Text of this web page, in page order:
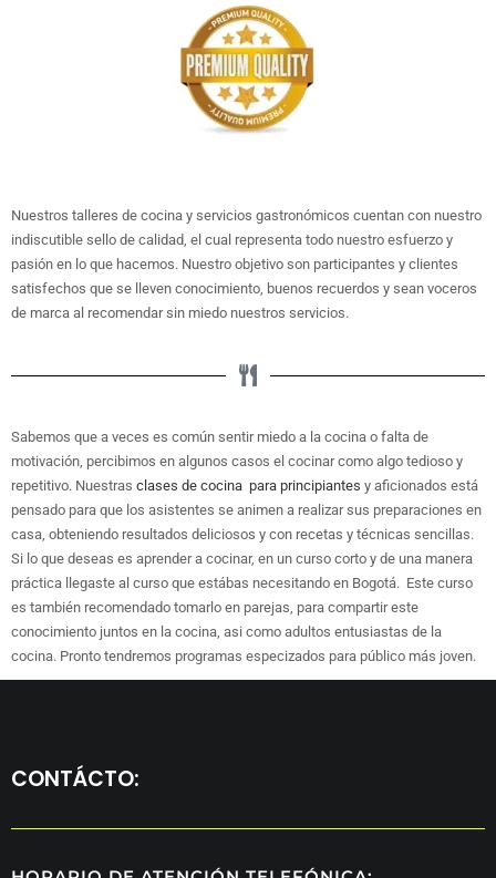
Nuestros talleres de cocina y servicios gastronómicos cuentan con nuestro
indiscutible sello de calidad, el cual representa todo nuestro esfuerzo y
pasión en lo que hacemos. Nuestro objetivo son participantes y clientes
satisfechos que se lleven conocimiento, buenos recuerdos y sean voceros
de marca al recomendar sin miedo nuestros servicios.
Sabemos que a veces es común sentir miedo a la cocina o falta de
motivación, percibimos en algunos casos el cocinar como algo tedioso y
repetitivo. Nuestras clases de cocina para principiantes y aficionados está
pensado para que los asistentes se animen a realizar sus preparaciones en
casa, obteniendo resultados deliciosos y con recetas y técnicas sencillas.
Si lo que deseas es aprender a cocinar, en un curso corto y de una manera
práctica llegaste al curso que estábas necesitando en Bogotá. Este curso
es también recomendado tomarlo en parejas, para compartir este
conocimiento juntos en la cocina, asi como adultos entusiastas de la
cocina. Pronto tendremos programas especizados para público más joven.
CONTÁCTO: